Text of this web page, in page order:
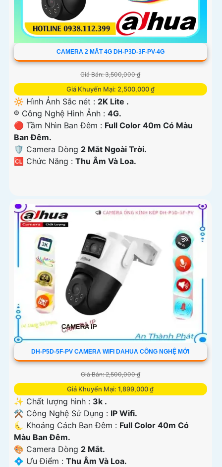
CAMERA 2 MẮT 4G DH-P3D-3F-PV-4G
Giá Bán: 3,500,000 ₫
Giá Khuyến Mại: 2,500,000 ₫
🔆 Hình Ảnh Sắc nét : 2K Lite .
®️ Công Nghệ Hình Ảnh : 4G.
🔴 Tầm Nhìn Ban Đêm : Full Color 40m Có Màu
Ban Ðêm.
🛡 Camera Dòng 2 Mắt Ngoài Trời.
️🆑 Chức Năng : Thu Âm Và Loa.
DH-P5D-5F-PV CAMERA WIFI DAHUA CÔNG NGHỆ MỚI
Giá Bán: 2,500,000 ₫
Giá Khuyến Mại: 1,899,000 ₫
✨ Chất lượng hình : 3k .
⚒ Công Nghệ Sử Dụng : IP Wifi.
🌜 Khoảng Cách Ban Đêm : Full Color 40m Có
Màu Ban Ðêm.
🎨 Camera Dòng 2 Mắt.
️💠 Ưu Điểm : Thu Âm Và Loa.